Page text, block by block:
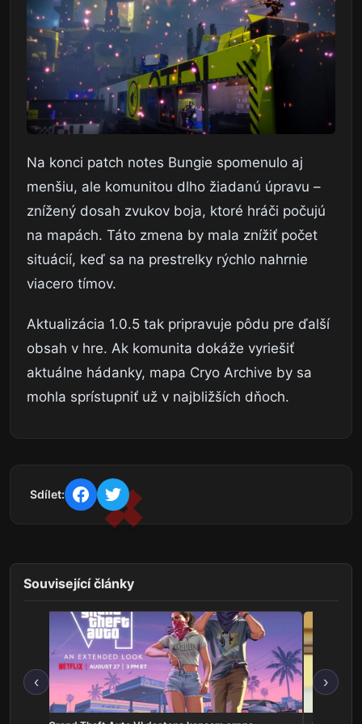
Na konci patch notes Bungie spomenulo aj
menšiu, ale komunitou dlho žiadanú úpravu –
znížený dosah zvukov boja, ktoré hráči počujú
na mapách. Táto zmena by mala znížiť počet
situácií, keď sa na prestrelky rýchlo nahrnie
viacero tímov.
Aktualizácia 1.0.5 tak pripravuje pôdu pre ďalší
obsah v hre. Ak komunita dokáže vyriešiť
aktuálne hádanky, mapa Cryo Archive by sa
mohla sprístupniť už v najbližších dňoch.
Sdílet:
Související články
‹ ›